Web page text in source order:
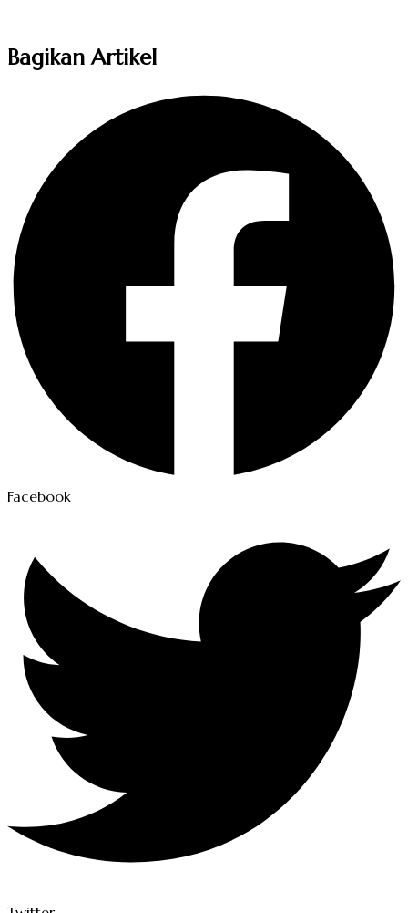
Bagikan Artikel
Facebook